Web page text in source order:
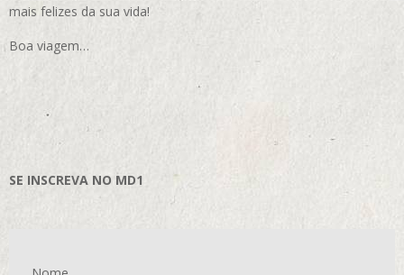
mais felizes da sua vida!
Boa viagem…
SE INSCREVA NO MD1